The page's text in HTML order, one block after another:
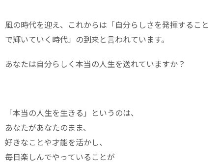
風の時代を迎え、これからは「自分らしさを発揮すること
で輝いていく時代」の到来と言われています。
あなたは自分らしく本当の人生を送れていますか？
「本当の人生を生きる」というのは、
あなたがあなたのまま、
好きなことや才能を活かし、
毎日楽しんでやっていることが